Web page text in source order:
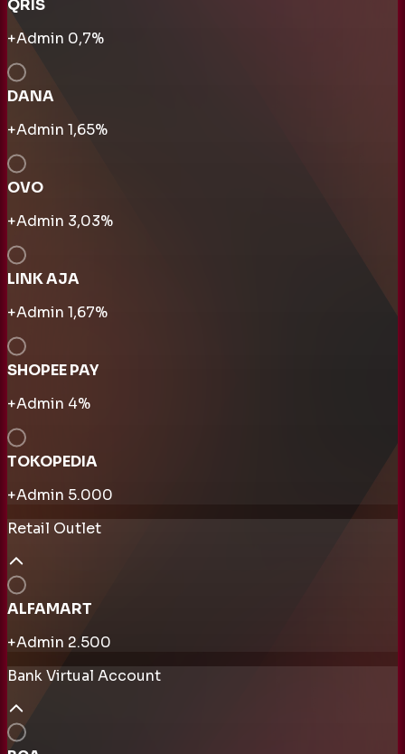
QRIS
+Admin 0,7%
DANA
+Admin 1,65%
OVO
+Admin 3,03%
LINK AJA
+Admin 1,67%
SHOPEE PAY
+Admin 4%
TOKOPEDIA
+Admin 5.000
Retail Outlet
ALFAMART
+Admin 2.500
Bank Virtual Account